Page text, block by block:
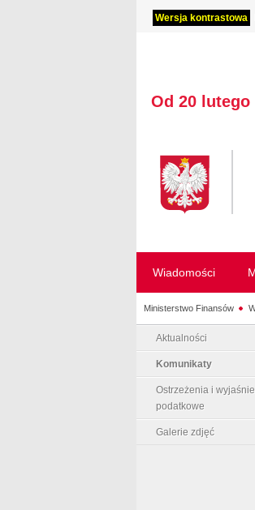
Wersja kontrastowa
Od 20
Wiadomości
Ministerstwo Finansów
Aktualności
Komunikaty
Ostrzeżenia i
podatkowe
Galerie zdjęć